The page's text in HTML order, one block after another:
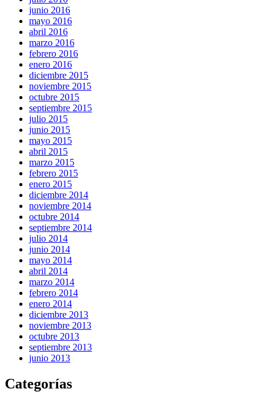
junio 2016
mayo 2016
abril 2016
marzo 2016
febrero 2016
enero 2016
diciembre 2015
noviembre 2015
octubre 2015
septiembre 2015
julio 2015
junio 2015
mayo 2015
abril 2015
marzo 2015
febrero 2015
enero 2015
diciembre 2014
noviembre 2014
octubre 2014
septiembre 2014
julio 2014
junio 2014
mayo 2014
abril 2014
marzo 2014
febrero 2014
enero 2014
diciembre 2013
noviembre 2013
octubre 2013
septiembre 2013
junio 2013
Categorías